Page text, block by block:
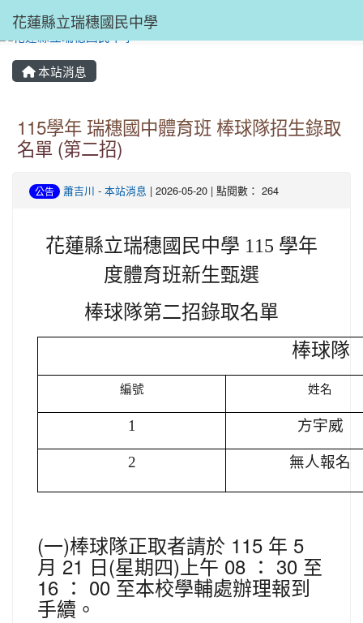
花蓮縣立瑞穗國民中學
本站消息
115學年 瑞穗國中體育班 棒球隊招生錄取
名單 (第二招)
公告 蕭吉川 - 本站消息 | 2026-05-20 | 點閱數： 264
花蓮縣立瑞穗國民中學 115 學年
度體育班新生甄選
棒球隊第二招錄取名單
棒球隊
編號 姓名
1 方宇威
2 無人報名
(一)棒球隊正取者請於 115 年 5
月 21 日(星期四)上午 08 ： 30 至
16 ： 00 至本校學輔處辦理報到
手續。